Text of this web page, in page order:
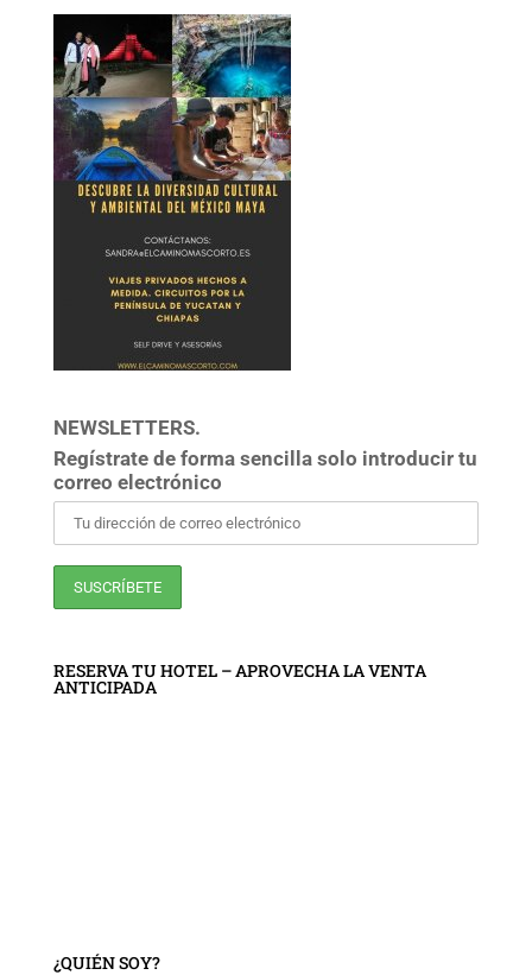
NEWSLETTERS.
Regístrate de forma sencilla solo introducir tu
correo electrónico
RESERVA TU HOTEL – APROVECHA LA VENTA
ANTICIPADA
¿QUIÉN SOY?